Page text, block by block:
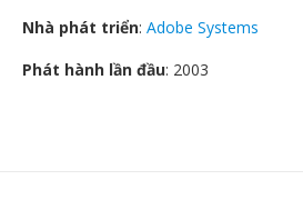
Nhà phát triển: Adobe Systems
Phát hành lần đầu: 2003